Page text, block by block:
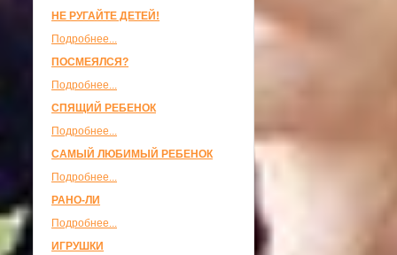
НЕ РУГАЙТЕ ДЕТЕЙ!
Подробнее...
ПОСМЕЯЛСЯ?
Подробнее...
СПЯЩИЙ РЕБЕНОК
Подробнее...
САМЫЙ ЛЮБИМЫЙ РЕБЕНОК
Подробнее...
РАНО-ЛИ
Подробнее...
ИГРУШКИ